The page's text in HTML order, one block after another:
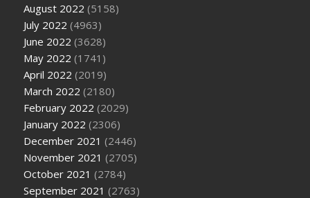
August 2022 (5158)
July 2022 (4963)
June 2022 (3628)
May 2022 (1741)
April 2022 (2019)
March 2022 (2180)
February 2022 (2029)
January 2022 (2306)
December 2021 (2446)
November 2021 (2705)
October 2021 (2784)
September 2021 (2763)